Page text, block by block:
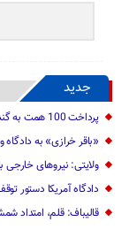
جدید
پرداخت 100 همت به گندم‌کاران تا 22 مرداد
«باقر خرازی» به
ولایتی: نیرو‌های خارجی
دادگاه آمریکا دستور توقف ساخت سالن ۴۰۰
قالیباف: قلم، امتداد